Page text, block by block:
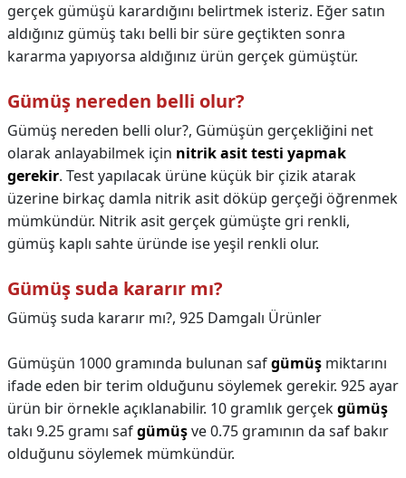
gerçek gümüşü karardığını belirtmek isteriz. Eğer satın
aldığınız gümüş takı belli bir süre geçtikten sonra
kararma yapıyorsa aldığınız ürün gerçek gümüştür.
Gümüş nereden belli olur?
Gümüş nereden belli olur?, Gümüşün gerçekliğini net
olarak anlayabilmek için nitrik asit testi yapmak
gerekir. Test yapılacak ürüne küçük bir çizik atarak
üzerine birkaç damla nitrik asit döküp gerçeği öğrenmek
mümkündür. Nitrik asit gerçek gümüşte gri renkli,
gümüş kaplı sahte üründe ise yeşil renkli olur.
Gümüş suda kararır mı?
Gümüş suda kararır mı?, 925 Damgalı Ürünler
Gümüşün 1000 gramında bulunan safgümüş miktarını
ifade eden bir terim olduğunu söylemek gerekir. 925 ayar
ürün bir örnekle açıklanabilir. 10 gramlık gerçekgümüş
takı 9.25 gramı safgümüşve 0.75 gramının da saf bakır
olduğunu söylemek mümkündür.